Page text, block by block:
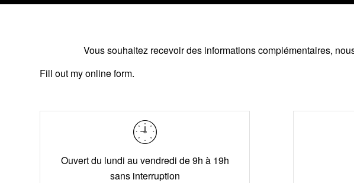
Vous souhaitez recevoir des informations complémentaires,
Fill out myonline form.
Ouvert du lundi au vendredi de 9h à 19h
sans interruption